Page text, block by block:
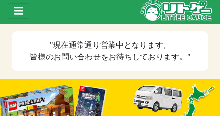
Toggle drawer
"現在通常通り営業中 となります。
皆様のお問い合わせをお待ちしております。"